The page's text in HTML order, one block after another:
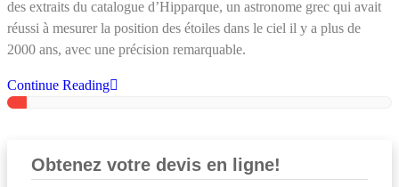
des extraits du catalogue d’Hipparque, un astronome grec qui avait
réussi à mesurer la position des étoiles dans le ciel il y a plus de
2000 ans, avec une précision remarquable.
Continue Reading
Obtenez votre devis en ligne!